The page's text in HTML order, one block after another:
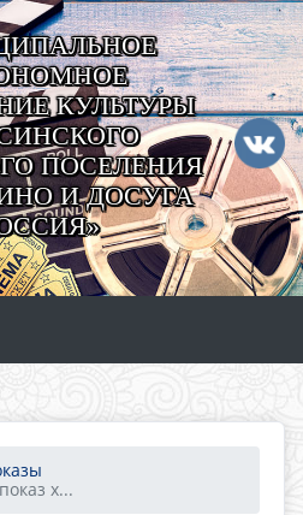
КУЛЬТУРЫ
ПОСЕЛЕНИЯ
И ДОСУГА
х...